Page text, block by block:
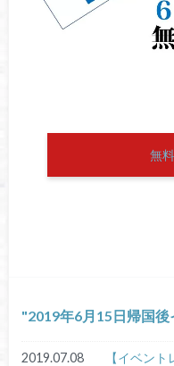
無
2019年6月15日帰国
2019.07.08
【イベン